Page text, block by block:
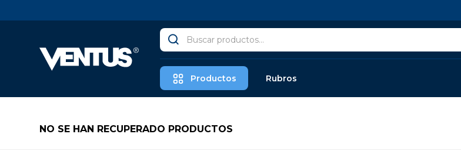
Productos Rubros
NO SE HAN RECUPERADO PRODUCTOS